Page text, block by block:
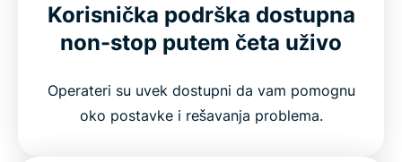
Korisnička podrška dostupna
non-stop putem četa uživo
Operateri su uvek dostupni da vam pomognu
oko postavke i rešavanja problema.